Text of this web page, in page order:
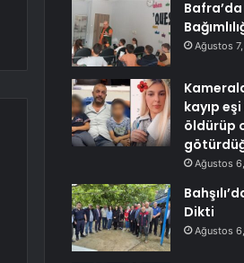
Ağustos
kayıp
öldürüp
Ağustos
Dikti
Ağustos